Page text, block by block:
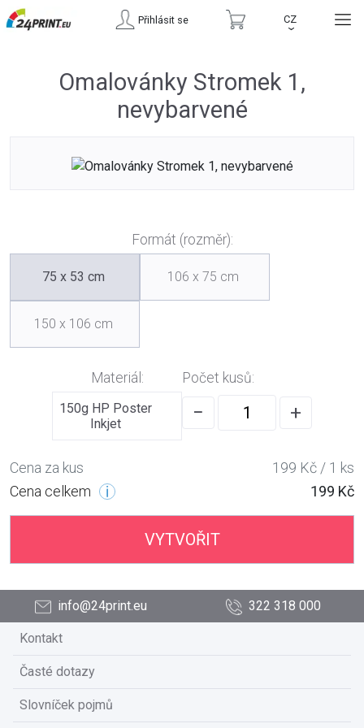
Přihlásit se CZ
›
Omalovánky Stromek 1,
nevybarvené
Formát (rozměr):
75 x 53 cm 106 x 75 cm
150 x 106 cm
Materiál:
150g HP Poster
Inkjet
Počet kusů:
− +
Cena za kus
199 Kč / 1 ks
Cena celkem
199 Kč
VYTVOŘIT
info@24print.eu 322 318 000
Kontakt
Časté dotazy
Slovníček pojmů